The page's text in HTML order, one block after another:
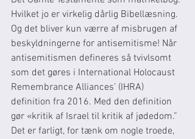
Hvilket jo er virkelig dårlig Bibellæsning.
Og det bliver kun værre af misbrugen af
beskyldningerne for antisemitisme! Når
antisemitismen defineres så tvivlsomt
som det gøres i International Holocaust
Remembrance Alliances’ (IHRA)
definition fra 2016. Med den definition
gør «kritik af Israel til kritik af jødedom.”
Det er farligt, for tænk om nogle troede,